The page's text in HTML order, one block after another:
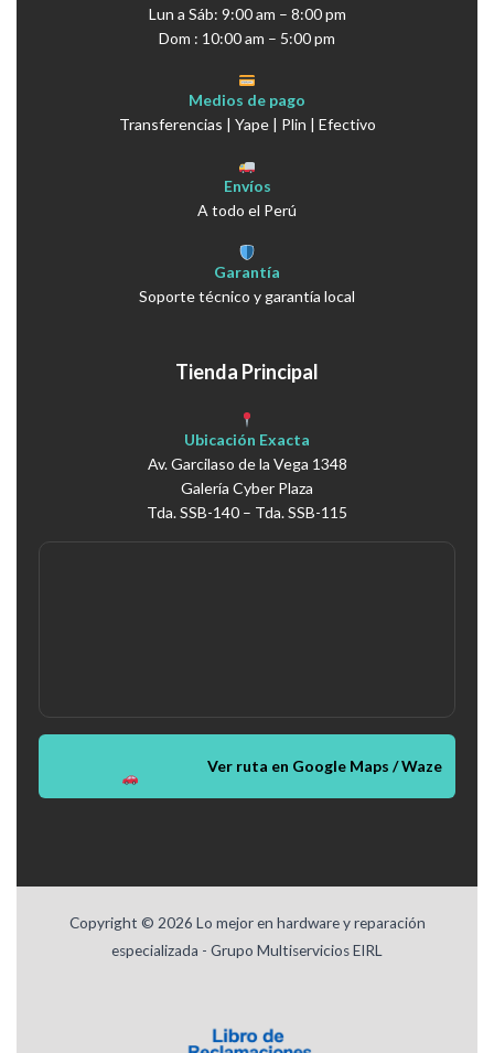
Lun a Sáb: 9:00 am – 8:00 pm
Dom : 10:00 am – 5:00 pm
Medios de pago
Transferencias | Yape | Plin | Efectivo
Envíos
A todo el Perú
Garantía
Soporte técnico y garantía local
Tienda Principal
Ubicación Exacta
Av. Garcilaso de la Vega 1348
Galería Cyber Plaza
Tda. SSB-140 – Tda. SSB-115
Ver ruta en Google Maps / Waze
Copyright © 2026 Lo mejor en hardware y reparación
especializada - Grupo Multiservicios EIRL